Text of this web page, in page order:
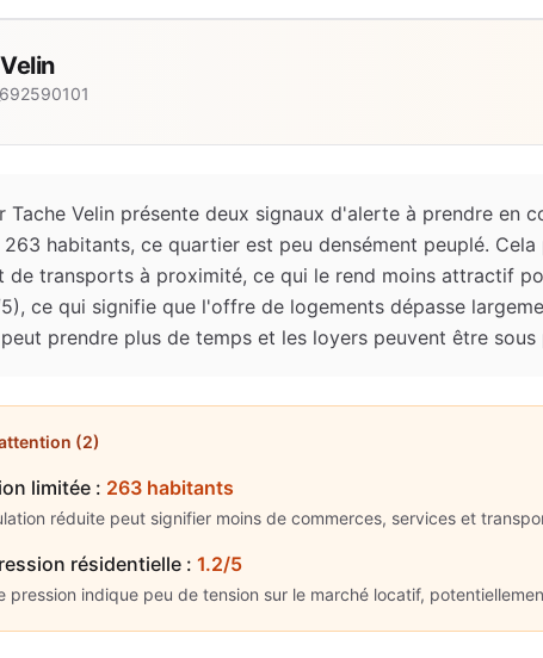
Tache Velin présente deux signaux d'alerte à prendre en
263 habitants, ce quartier est peu densément peuplé.
de transports à proximité, ce qui le rend moins attractif
ce qui signifie que l'offre de logements dépasse
prendre plus de temps et les loyers peuvent être sous
(2)
limitée : 263 habitants
réduite peut signifier moins de commerces, services et
résidentielle : 1.2/5
pression indique peu de tension sur le marché locatif,